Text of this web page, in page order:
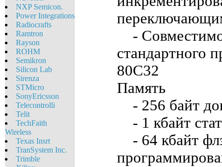
NXP Semicon.
Power Integrations
Radiocrafts
Ramtron
Rayson
ROHM
Semikron
Silicon Lab
Sirenza
STMicro
SonyEricsson
Telecontrolli
Telit
TechFaith
Wireless
Texas Insrt
TranSystem Inc.
Trimble
-
стандартного
80C32
Память
- 256 байт
- 1 кбайт
- 64 кбайт